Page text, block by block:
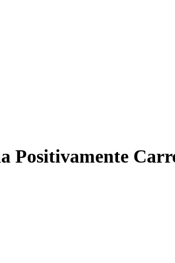
Positivamente